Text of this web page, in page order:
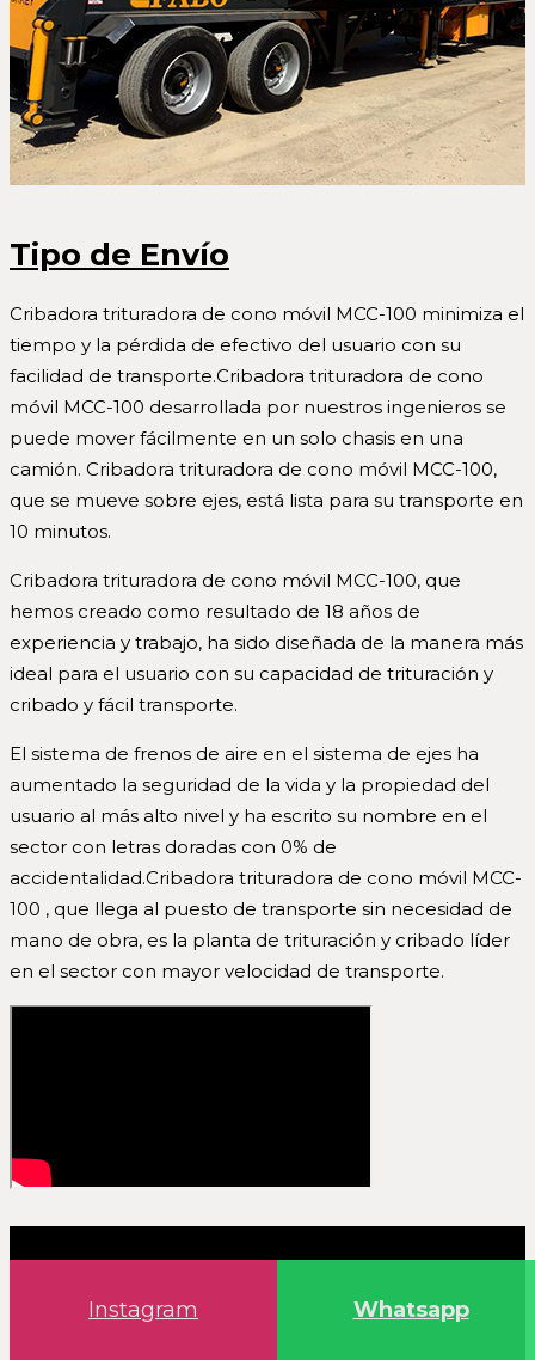
Tipo de Envío
Cribadora trituradora de cono móvil MCC-100 minimiza el
tiempo y la pérdida de efectivo del usuario con su
facilidad de transporte.Cribadora trituradora de cono
móvil MCC-100 desarrollada por nuestros ingenieros se
puede mover fácilmente en un solo chasis en una
camión. Cribadora trituradora de cono móvil MCC-100,
que se mueve sobre ejes, está lista para su transporte en
10 minutos.
Cribadora trituradora de cono móvil MCC-100, que
hemos creado como resultado de 18 años de
experiencia y trabajo, ha sido diseñada de la manera más
ideal para el usuario con su capacidad de trituración y
cribado y fácil transporte.
El sistema de frenos de aire en el sistema de ejes ha
aumentado la seguridad de la vida y la propiedad del
usuario al más alto nivel y ha escrito su nombre en el
sector con letras doradas con 0% de
accidentalidad.Cribadora trituradora de cono móvil MCC-
100 , que llega al puesto de transporte sin necesidad de
mano de obra, es la planta de trituración y cribado líder
en el sector con mayor velocidad de transporte.
Instagram Whatsapp